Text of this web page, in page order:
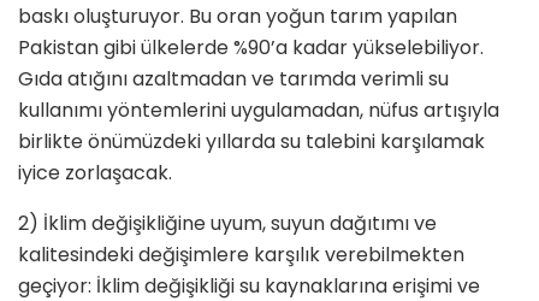
baskı oluşturuyor. Bu oran yoğun tarım yapılan
Pakistan gibi ülkelerde %90’a kadar yükselebiliyor.
Gıda atığını azaltmadan ve tarımda verimli su
kullanımı yöntemlerini uygulamadan, nüfus artışıyla
birlikte önümüzdeki yıllarda su talebini karşılamak
iyice zorlaşacak.
2) İklim değişikliğine uyum, suyun dağıtımı ve
kalitesindeki değişimlere karşılık verebilmekten
geçiyor: İklim değişikliği su kaynaklarına erişimi ve